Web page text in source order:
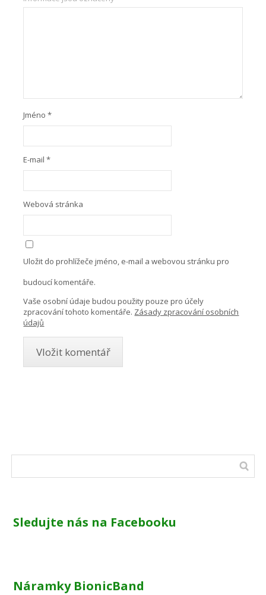
Jméno*
E-mail*
Webová stránka
Uložit do prohlížeče jméno, e-mail a webovou stránku pro
budoucí komentáře.
Vaše osobní údaje budou použity pouze pro účely
zpracování tohoto komentáře. Zásady zpracování osobních
údajů
Sledujte nás na Facebooku
Náramky BionicBand